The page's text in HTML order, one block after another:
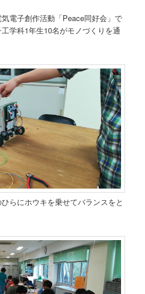
電子創作活動「Peace同好会」で
学科1年生10名がモノづくりを通
らにホウキを乗せてバランスをと